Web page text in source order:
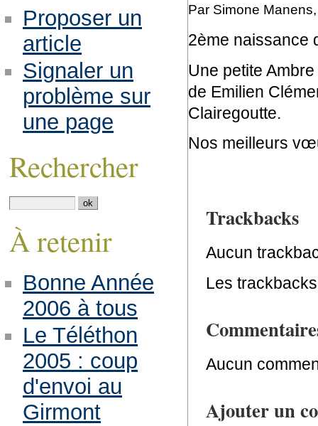
Par Simone
2ème naissance
Une petite
de Emilien
Clairegoutte.
Nos meilleurs
Trackbacks
Aucun
Les
Aucun
Ajouter un
Proposer un
article
Signaler un
problème sur
une page
Rechercher
À retenir
Bonne Année
2006 à tous
Le Téléthon
2005 : coup
d'envoi au
Girmont